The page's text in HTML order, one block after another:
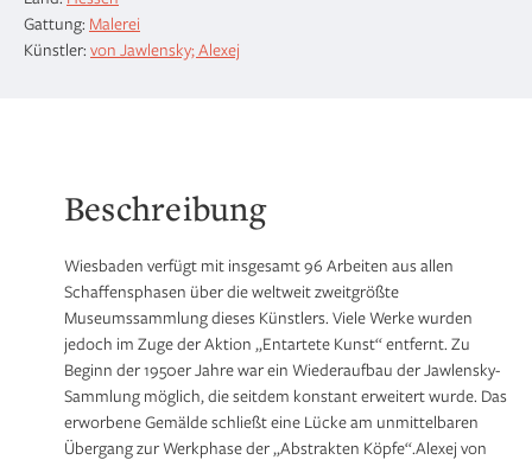
Gattung: Malerei
Künstler: von Jawlensky; Alexej
Beschreibung
Wiesbaden verfügt mit insgesamt 96 Arbeiten aus allen
Schaffensphasen über die weltweit zweitgrößte
Museumssammlung dieses Künstlers. Viele Werke wurden
jedoch im Zuge der Aktion „Entartete Kunst“ entfernt. Zu
Beginn der 1950er Jahre war ein Wiederaufbau der Jawlensky-
Sammlung möglich, die seitdem konstant erweitert wurde. Das
erworbene Gemälde schließt eine Lücke am unmittelbaren
Übergang zur Werkphase der „Abstrakten Köpfe“.Alexej von